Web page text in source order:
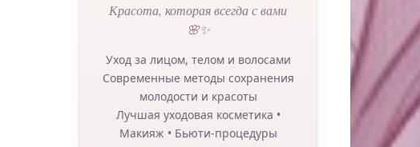
Красота, которая всегда с вами
🌸✨
Уход за лицом, телом и волосами
Современные методы сохранения
молодости и красоты
Лучшая уходовая косметика •
Макияж • Бьюти-процедуры